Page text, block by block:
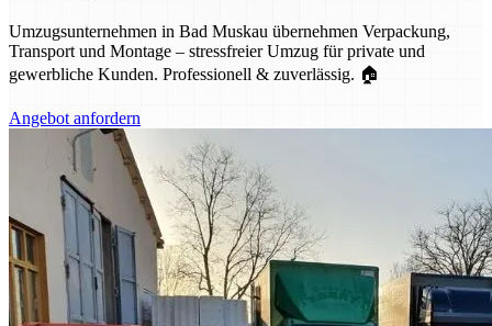
Umzugsunternehmen in Bad Muskau übernehmen Verpackung,
Transport und Montage – stressfreier Umzug für private und
gewerbliche Kunden. Professionell & zuverlässig. 🏠
Angebot anfordern